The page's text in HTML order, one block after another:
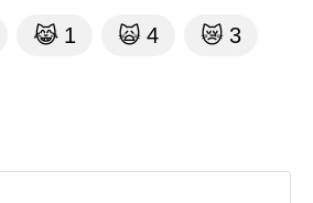
😹 1 🙀 4 😿 3